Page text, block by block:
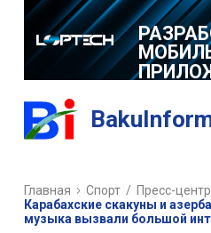
Главная Спорт / Пресс-центр
Карабахские скакуны и
музыка вызвали большой